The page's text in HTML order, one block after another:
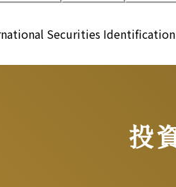
Securities Identification
投